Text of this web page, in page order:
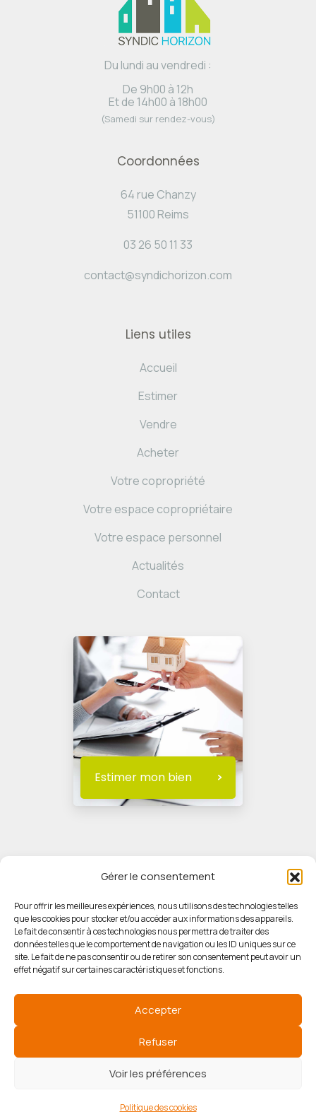
Gérer le consentement
Pour offrir les meilleures expériences, nous utilisons des technologies telles
que les cookies pour stocker et/ou accéder aux informations des appareils.
Le fait de consentir à ces technologies nous permettra de traiter des
données telles que le comportement de navigation ou les ID uniques sur ce
site. Le fait de ne pas consentir ou de retirer son consentement peut avoir un
effet négatif sur certaines caractéristiques et fonctions.
Accepter
Refuser
Voir les préférences
Politique des cookies
Du lundi au vendredi :
De 9h00 à 12h
Et de 14h00 à 18h00
(Samedi sur rendez-vous)
Coordonnées
64 rue Chanzy
51100 Reims
03 26 50 11 33
contact@syndichorizon.com
Liens utiles
Accueil
Estimer
Vendre
Acheter
Votre copropriété
Votre espace copropriétaire
Votre espace personnel
Actualités
Contact
Estimer mon bien
© HORIZON IMMOBILIER
Mentions légales
Politique des cookies